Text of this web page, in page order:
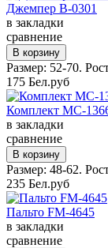
Джемпер B-0301
в закладки
сравнение
Размер: 52-70.
175 Бел.руб
Комплект MC-
в закладки
сравнение
Размер: 48-62.
235 Бел.руб
Пальто FM-4645
в закладки
сравнение